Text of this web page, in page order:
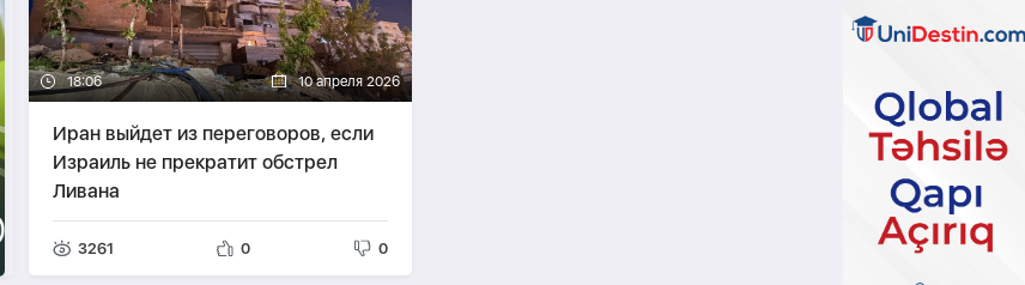
18:06 10 апреля 2026
Иран выйдет из переговоров, если
Израиль не прекратит обстрел
Ливана
3261 0 0